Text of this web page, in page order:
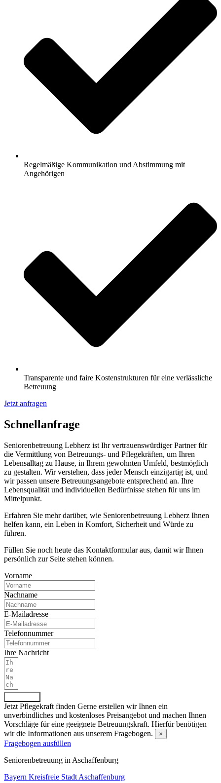
Regelmäßige Kommunikation und Abstimmung mit
Angehörigen
Transparente und faire Kostenstrukturen für eine verlässliche
Betreuung
Jetzt anfragen
Schnell­anfrage
Seniorenbetreuung Lebherz ist Ihr vertrauenswürdiger Partner für
die Vermittlung von Betreuungs- und Pflegekräften, um Ihren
Lebensalltag zu Hause, in Ihrem gewohnten Umfeld, bestmöglich
zu gestalten. Wir verstehen, dass jeder Mensch einzigartig ist, und
wir passen unsere Betreuungsangebote entsprechend an. Ihre
Lebensqualität und individuellen Bedürfnisse stehen für uns im
Mittelpunkt.
Erfahren Sie mehr darüber, wie Seniorenbetreuung Lebherz Ihnen
helfen kann, ein Leben in Komfort, Sicherheit und Würde zu
führen.
Füllen Sie noch heute das Kontaktformular aus, damit wir Ihnen
persönlich zur Seite stehen können.
Vorname
Nachname
E-Mailadresse
Telefonnummer
Ihre Nachricht
Jetzt Pflegekraft finden Gerne erstellen wir Ihnen ein
unverbindliches und kostenloses Preisangebot und machen Ihnen
Vorschläge für eine geeignete Betreuungskraft. Hierfür benötigen
wir die Informationen aus unserem Fragebogen.
×
Fragebogen ausfüllen
Senioren­betreuung in Aschaffenburg
Bayern Kreisfreie Stadt Aschaffenburg